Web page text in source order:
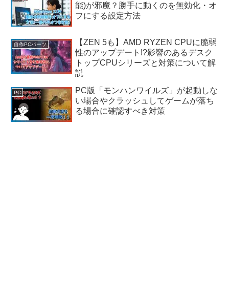
能)が邪魔？勝手に動くのを無効化・オ
フにする設定方法
自作PCパーツ
【ZEN 5も】AMD RYZEN CPUに脆弱
性のアップデート!?影響のあるデスク
トップCPUシリーズと対策について解
説
PC
PC版「モンハンワイルズ」が起動しな
い場合やクラッシュしてゲームが落ち
る場合に確認すべき対策